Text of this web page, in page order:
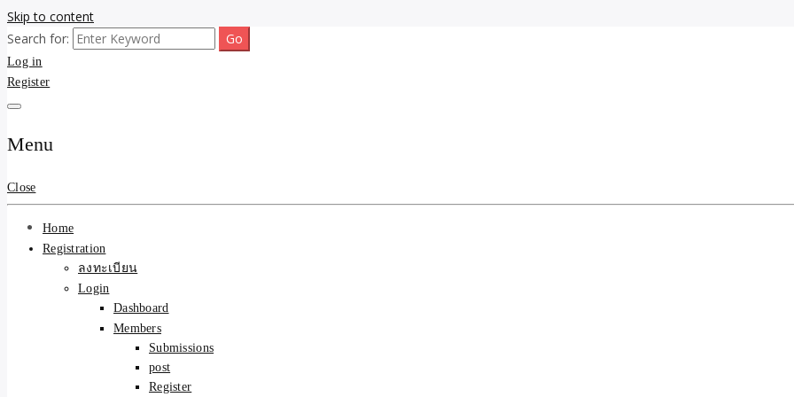
Skip to content
รับจ้างโพสต์ขายบ้าน ขายของ ติดหน้าแรก Google Ai
ความคุ้มค่า "ถูกและดีมีอยู่จริง" (เหมาะกับพ่อค้าแม่ค้า)
การันตีงานดี 100% ✨
ขายบ้านไม่ออก ขายสินค้าไม่ได้ บอกเรา! รับจ้างลงโพสต์อสังหาฯ รับโพสเว็บบอร์ดSEO ดันติดหน้าแรก Google AI ชัวร์ 🎯 … ให้เราจัดการให้! ด้วยร
Search for:
Log in
Register
Menu
Close
Home
Registration
ลงทะเบียน
Login
Dashboard
Members
Submissions
post
Register